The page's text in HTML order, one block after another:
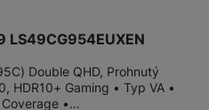
LS49CG954EUXEN
Double QHD, Prohnutý
HDR10+ Gaming • Typ VA •
Coverage •…